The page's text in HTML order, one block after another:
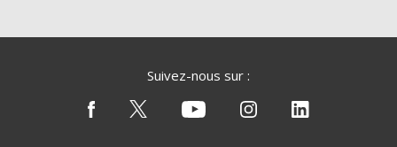
Suivez-nous sur :